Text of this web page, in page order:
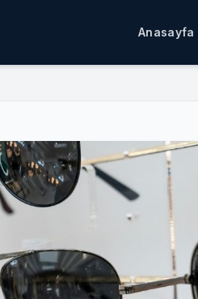
Anasayfa